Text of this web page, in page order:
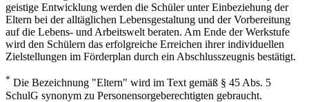
geistige Entwicklung werden die Schüler unter Einbeziehung der
Eltern bei der alltäglichen Lebensgestaltung und der Vorbereitung
auf die Lebens- und Arbeitswelt beraten. Am Ende der Werkstufe
wird den Schülern das erfolgreiche Erreichen ihrer individuellen
Zielstellungen im Förderplan durch ein Abschlusszeugnis bestätigt.
* Die Bezeichnung "Eltern" wird im Text gemäß § 45 Abs. 5
SchulG synonym zu Personensorgeberechtigten gebraucht.